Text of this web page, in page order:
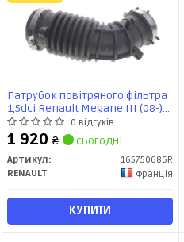
Патрубок повітряного фільтра
1,5dci Renault Megane III (08-)
(165750686R) Renault
0 відгуків
1 920 ₴ сьогодні
Артикул:
165750686R
RENAULT
Франція
КУПИТИ